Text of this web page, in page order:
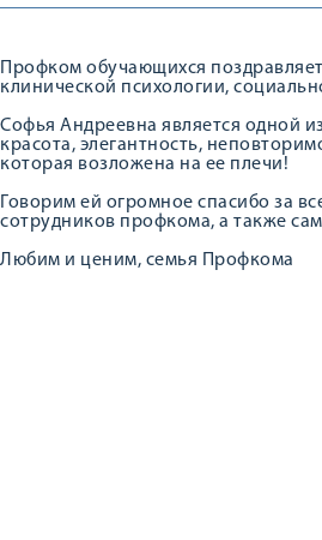
Профком обучающихся
клинической психологии,
Софья Андреевна является одной
красота, элегантность,
которая возложена на ее плечи!
Говорим ей огромное спасибо за
сотрудников профкома, а также
Любим и ценим, семья Профкома